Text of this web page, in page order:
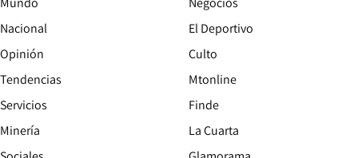
Nacional
Opinión
Tendencias
Servicios
Minería
El Deportivo
Culto
Mtonline
Finde
La Cuarta